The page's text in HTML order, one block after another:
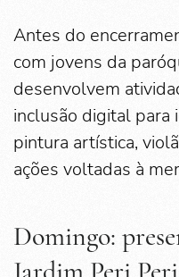
Antes do
com jovens da
desenvolvem
inclusão digital para
pintura artística,
ações voltadas à
Domingo: